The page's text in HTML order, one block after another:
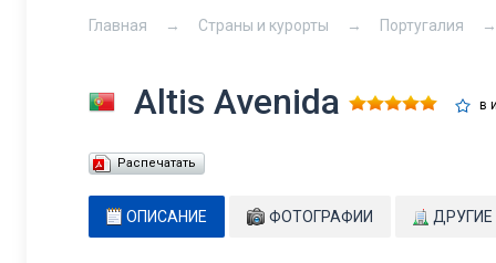
Главная Страны и курорты Португалия
Altis Avenida в
Распечатать
ОПИСАНИЕ ФОТОГРАФИИ